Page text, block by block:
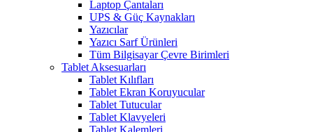
Laptop Çantaları
UPS & Güç Kaynakları
Yazıcılar
Yazıcı Sarf Ürünleri
Tüm Bilgisayar Çevre Birimleri
Tablet Aksesuarları
Tablet Kılıfları
Tablet Ekran Koruyucular
Tablet Tutucular
Tablet Klavyeleri
Tablet Kalemleri